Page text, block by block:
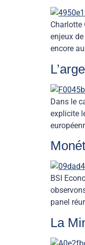
Charlotte
enjeux
encore
Dans le
explicite
BSI
panel
La